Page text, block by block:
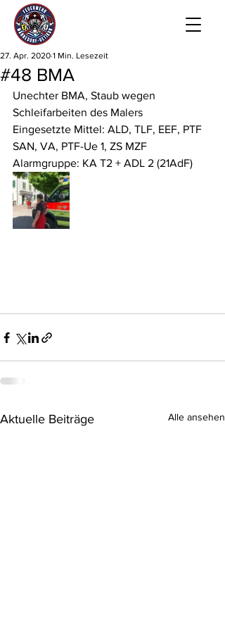
#48 BMA
27. Apr. 2020 1 Min. Lesezeit
Unechter BMA, Staub wegen
Schleifarbeiten des Malers
Eingesetzte Mittel: ALD, TLF, EEF, PTF
SAN, VA, PTF-Ue 1, ZS MZF
Alarmgruppe: KA T2 + ADL 2 (21AdF)
Aktuelle Beiträge Alle ansehen